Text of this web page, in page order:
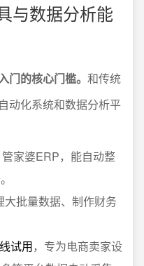
与数据分析能
门的核心门槛。 和传统
动化系统和数据分析平
家婆ERP，能自动整
批量数据、制作财务
试用，专为电商卖家设